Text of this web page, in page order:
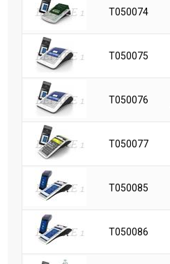
T050074
T050075
T050076
T050077
T050085
T050086